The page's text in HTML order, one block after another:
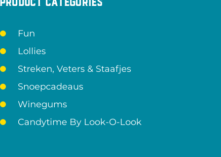
Product categories
Fun
Lollies
Streken, Veters & Staafjes
Snoepcadeaus
Winegums
Candytime By Look-O-Look